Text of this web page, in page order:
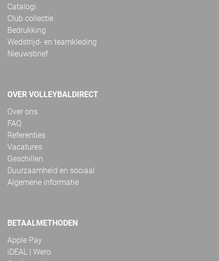
Catalogi
Club collectie
Bedrukking
Wedstrijd- en teamkleding
Nieuwsbrief
OVER VOLLEYBALDIRECT
Over ons
FAQ
Referenties
Vacatures
Geschillen
Duurzaamheid en sociaal
Algemene informatie
BETAALMETHODEN
Apple Pay
iDEAL | Wero